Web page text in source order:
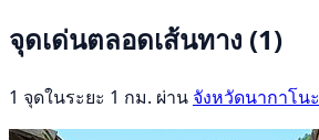
จุดเด่นตลอดเส้นทาง (1)
1 จุดในระยะ 1 กม. ผ่าน จังหวัดนากาโนะ